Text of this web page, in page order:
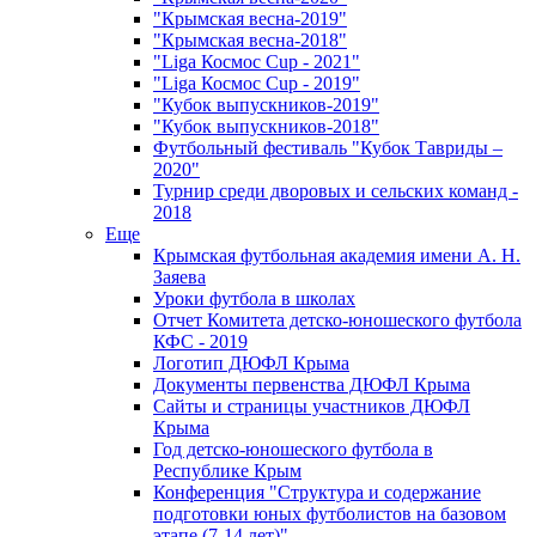
"Крымская весна-2019"
"Крымская весна-2018"
"Liga Космос Cup - 2021"
"Liga Космос Cup - 2019"
"Кубок выпускников-2019"
"Кубок выпускников-2018"
Футбольный фестиваль "Кубок Тавриды –
2020"
Турнир среди дворовых и сельских команд -
2018
Еще
Крымская футбольная академия имени А. Н.
Заяева
Уроки футбола в школах
Отчет Комитета детско-юношеского футбола
КФС - 2019
Логотип ДЮФЛ Крыма
Документы первенства ДЮФЛ Крыма
Сайты и страницы участников ДЮФЛ
Крыма
Год детско-юношеского футбола в
Республике Крым
Конференция "Структура и содержание
подготовки юных футболистов на базовом